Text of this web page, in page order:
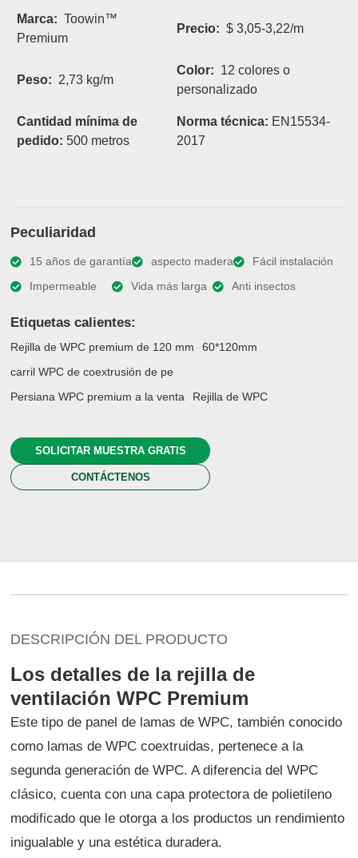
Marca:Toowin™
Premium
Precio:$ 3,05-3,22/m
Peso: 2,73 kg/m
Color: 12 colores o
personalizado
Cantidad mínima de
pedido: 500 metros
Norma técnica: EN15534-
2017
Peculiaridad
15 años de garantía aspecto madera
Fácil instalación
Impermeable
Vida más larga Anti insectos
Etiquetas calientes:
Rejilla de WPC premium de 120 mm
60*120mm
carril WPC de coextrusión de pe
Persiana WPC premium a la venta
Rejilla de WPC
SOLICITAR MUESTRA GRATIS
CONTÁCTENOS
DESCRIPCIÓN DEL PRODUCTO
Los detalles de la rejilla de
ventilación WPC Premium
Este tipo de panel de lamas de WPC, también conocido
como lamas de WPC coextruidas, pertenece a la
segunda generación de WPC. A diferencia del WPC
clásico, cuenta con una capa protectora de polietileno
modificado que le otorga a los productos un rendimiento
inigualable y una estética duradera.